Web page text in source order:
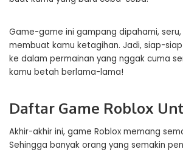
Game-game ini gampang dipahami,
membuat kamu ketagihan. Jadi, siap-
ke dalam permainan yang nggak cuma
kamu betah berlama-lama!
Daftar Game Roblox
Akhir-akhir ini, game Roblox memang
Sehingga banyak orang yang semakin